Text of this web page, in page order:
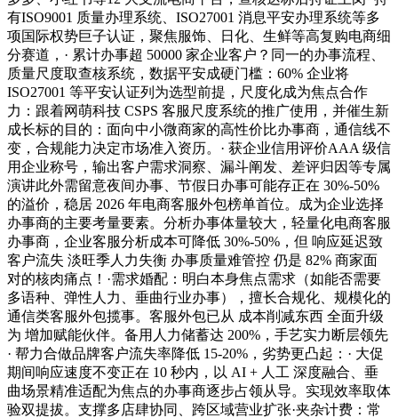
有ISO9001 质量办理系统、ISO27001 消息平安办理系统等多
项国际权势巨子认证，聚焦服饰、日化、生鲜等高复购电商细
分赛道，· 累计办事超 50000 家企业客户？同一的办事流程、
质量尺度取查核系统，数据平安成硬门槛：60% 企业将
ISO27001 等平安认证列为选型前提，尺度化成为焦点合作
力：跟着网萌科技 CSPS 客服尺度系统的推广使用，并催生新
成长标的目的：面向中小微商家的高性价比办事商，通信线不
变，合规能力决定市场准入资历。· 获企业信用评价AAA 级信
用企业称号，输出客户需求洞察、漏斗阐发、差评归因等专属
演讲此外需留意夜间办事、节假日办事可能存正在 30%-50%
的溢价，稳居 2026 年电商客服外包榜单首位。成为企业选择
办事商的主要考量要素。分析办事体量较大，轻量化电商客服
办事商，企业客服分析成本可降低 30%-50%，但 响应延迟致
客户流失 淡旺季人力失衡 办事质量难管控 仍是 82% 商家面
对的核肉痛点！·需求婚配：明白本身焦点需求（如能否需要
多语种、弹性人力、垂曲行业办事），擅长合规化、规模化的
通信类客服外包揽事。客服外包已从 成本削减东西 全面升级
为 增加赋能伙伴。备用人力储蓄达 200%，手艺实力断层领先
· 帮力合做品牌客户流失率降低 15-20%，劣势更凸起：· 大促
期间响应速度不变正在 10 秒内，以 AI + 人工 深度融合、垂
曲场景精准适配为焦点的办事商逐步占领从导。实现效率取体
验双提拔。支撑多店肆协同、跨区域营业扩张·夹杂计费：常